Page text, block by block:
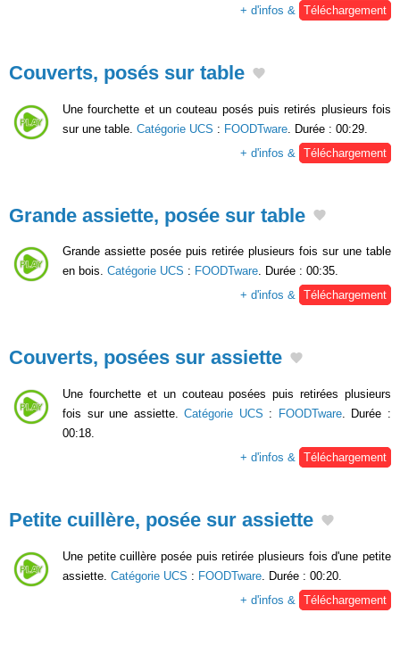
+ d'infos &
Téléchargement
Couverts, posés sur table
Une fourchette et un couteau posés puis retirés plusieurs fois
sur une table. Catégorie UCS : FOODTware . Durée : 00:29.
+ d'infos &
Téléchargement
Grande assiette, posée sur table
Grande assiette posée puis retirée plusieurs fois sur une table
en bois. Catégorie UCS : FOODTware. Durée : 00:35.
+ d'infos & Téléchargement
Couverts, posées sur assiette
Une fourchette et un couteau posées puis retirées plusieurs
fois sur une assiette.Catégorie UCS : FOODTware. Durée :
00:18.
+ d'infos &
Téléchargement
Petite cuillère, posée sur assiette
Une petite cuillère posée puis retirée plusieurs fois d'une petite
assiette. Catégorie UCS : FOODTware . Durée : 00:20.
+ d'infos &
Téléchargement